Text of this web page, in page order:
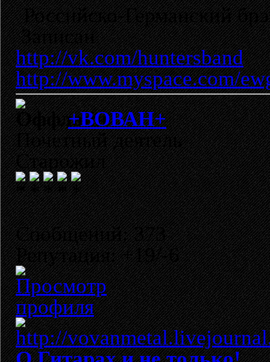
Российско-Германский
Записан
http://vk.com/huntersband
http://www.myspace.com/
+ВОВАН+
Почетный деятель
Старожил
Сообщений: 373
Репутация: +19/-6